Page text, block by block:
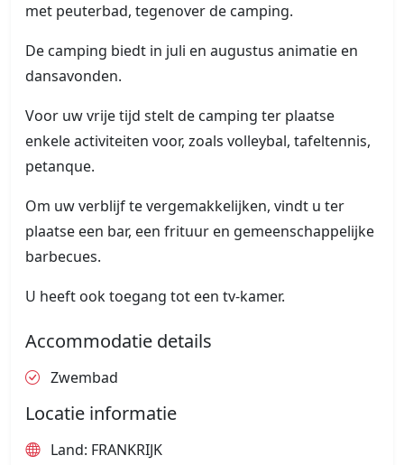
met peuterbad, tegenover de camping.
De camping biedt in juli en augustus animatie en
dansavonden.
Voor uw vrije tijd stelt de camping ter plaatse
enkele activiteiten voor, zoals volleybal, tafeltennis,
petanque.
Om uw verblijf te vergemakkelijken, vindt u ter
plaatse een bar, een frituur en gemeenschappelijke
barbecues.
U heeft ook toegang tot een tv-kamer.
Accommodatie details
Zwembad
Locatie informatie
Land: FRANKRIJK